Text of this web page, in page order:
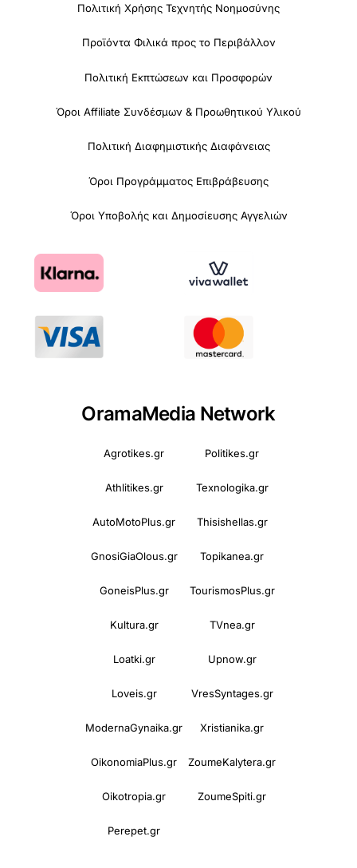
Πολιτική Χρήσης Τεχνητής Νοημοσύνης
Προϊόντα Φιλικά προς το Περιβάλλον
Πολιτική Εκπτώσεων και Προσφορών
Όροι Affiliate Συνδέσμων & Προωθητικού Υλικού
Πολιτική Διαφημιστικής Διαφάνειας
Όροι Προγράμματος Επιβράβευσης
Όροι Υποβολής και Δημοσίευσης Αγγελιών
OramaMedia Network
Agrotikes.gr Politikes.gr
Athlitikes.gr Texnologika.gr
AutoMotoPlus.gr Thisishellas.gr
GnosiGiaOlous.gr Topikanea.gr
GoneisPlus.gr TourismosPlus.gr
Kultura.gr TVnea.gr
Loatki.gr Upnow.gr
Loveis.gr VresSyntages.gr
ModernaGynaika.gr Xristianika.gr
OikonomiaPlus.gr ZoumeKalytera.gr
Oikotropia.gr ZoumeSpiti.gr
Perepet.gr